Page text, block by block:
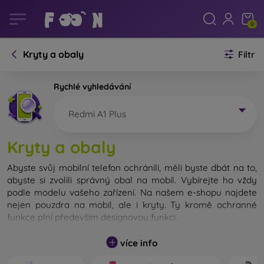
0
Kryty a obaly Filtr
Rychlé vyhledávání
Redmi A1 Plus
Kryty a obaly
Abyste svůj mobilní telefon ochránili, měli byste dbát na to,
abyste si zvolili správný obal na mobil. Vybírejte ho vždy
podle modelu vašeho zařízení. Na našem e-shopu najdete
nejen pouzdra na mobil, ale i kryty. Ty kromě ochranné
funkce plní především designovou funkci.
Kryt na mobil můžeme také nazvat zadní kryt. Je určen na
ochranu zadní části telefonu. Jednotlivé kryty na mobil se
více info